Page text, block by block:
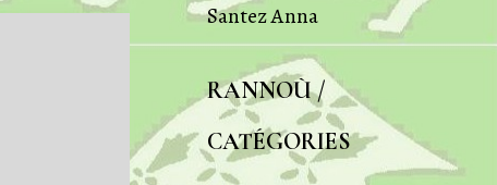
Santez Anna
RANNOÙ /
CATÉGORIES